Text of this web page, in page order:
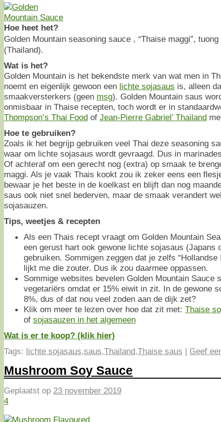
Hoe heet het?
Golden Mountain seasoning sauce , “Thaise maggi”,
(Thailand).
Wat is het?
Golden Mountain is het bekendste merk van wat men in
noemt en eigenlijk gewoon een lichte sojasaus is, alleen
smaakversterkers (geen msg). Golden Mountain saus
onmisbaar in Thaise recepten, toch wordt er in
Thompson’s Thai Food of Jean-Pierre Gabriel’ Thailand
Hoe te gebruiken?
Zoals ik het begrijp gebruiken veel Thai deze seasoning
waar om lichte sojasaus wordt gevraagd. Dus in
Of achteraf om een gerecht nog (extra) op smaak te
maggi. Als je vaak Thais kookt zou ik zeker eens een
bewaar je het beste in de koelkast en blijft dan nog
saus ook niet snel bederven, maar de smaak verandert
sojasauzen.
Tips, weetjes & recepten
Als een Thais recept vraagt om Golden Mountain
een gerust hart ook gewone lichte sojasaus (Japans
gebruiken. Sommigen zeggen dat je zelfs
lijkt me die zouter. Dus ik zou daarmee oppassen.
Sommige websites bevelen Golden Mountain Sauce
vegetariërs omdat er 15% eiwit in zit. In de gewone
8%, dus of dat nou veel zoden aan de dijk zet?
Klik om meer te lezen over hoe dat zit met: Thaise
of sojasauzen in het algemeen
Wat is er te koop? (klik hier)
Tags: lichte sojasaus,saus,Thailand,Thaise saus | Geef
Mushroom Soy Sauce
Geplaatst op 23 november 2019
4